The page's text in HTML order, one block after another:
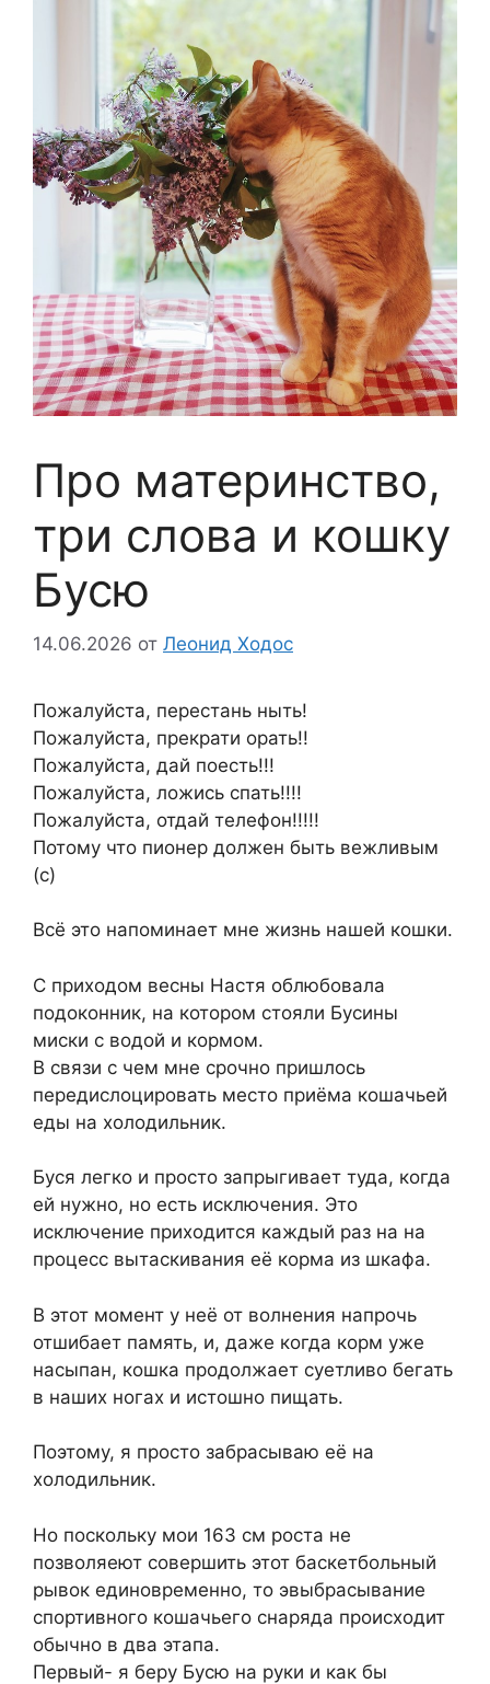
Про материнство,
три слова и кошку
Бусю
14.06.2026 от Леонид Ходос
Пожалуйста, перестань ныть!
Пожалуйста, прекрати орать!!
Пожалуйста, дай поесть!!!
Пожалуйста, ложись спать!!!!
Пожалуйста, отдай телефон!!!!!
Потому что пионер должен быть вежливым
(с)
Всё это напоминает мне жизнь нашей кошки.
С приходом весны Настя облюбовала
подоконник, на котором стояли Бусины
миски с водой и кормом.
В связи с чем мне срочно пришлось
передислоцировать место приёма кошачьей
еды на холодильник.
Буся легко и просто запрыгивает туда, когда
ей нужно, но есть исключения. Это
исключение приходится каждый раз на на
процесс вытаскивания её корма из шкафа.
В этот момент у неё от волнения напрочь
отшибает память, и, даже когда корм уже
насыпан, кошка продолжает суетливо бегать
в наших ногах и истошно пищать.
Поэтому, я просто забрасываю её на
холодильник.
Но поскольку мои 163 см роста не
позволяеют совершить этот баскетбольный
рывок единовременно, то эвыбрасывание
спортивного кошачьего снаряда происходит
обычно в два этапа.
Первый- я беру Бусю на руки и как бы